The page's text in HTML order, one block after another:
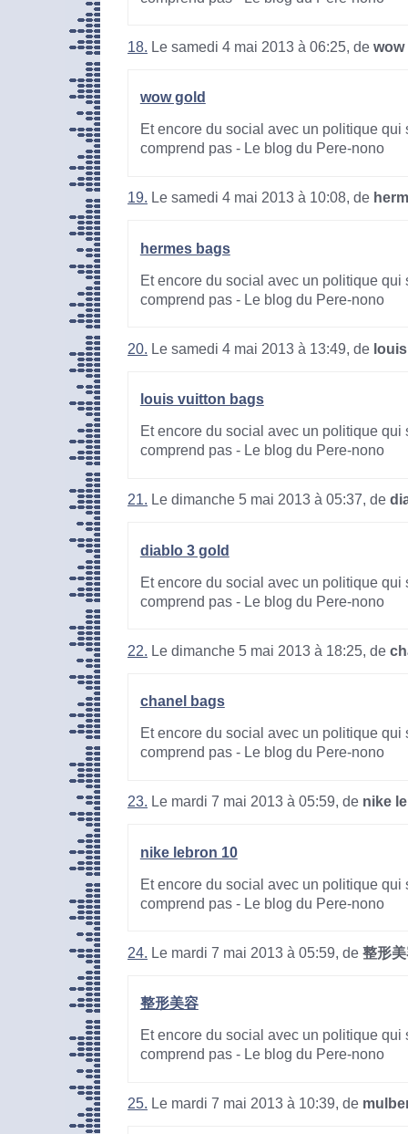
18. Le samedi 4 mai 2013 à 06:25, de wow
wow gold
Et encore du social avec un politique qui
comprend pas - Le blog du Pere-nono
19. Le samedi 4 mai 2013 à 10:08, de
hermes bags
Et encore du social avec un politique qui
comprend pas - Le blog du Pere-nono
20. Le samedi 4 mai 2013 à 13:49, de
louis vuitton bags
Et encore du social avec un politique qui
comprend pas - Le blog du Pere-nono
21. Le dimanche 5 mai 2013 à 05:37, de
diablo 3 gold
Et encore du social avec un politique qui
comprend pas - Le blog du Pere-nono
22. Le dimanche 5 mai 2013 à 18:25, de
chanel bags
Et encore du social avec un politique qui
comprend pas - Le blog du Pere-nono
23. Le mardi 7 mai 2013 à 05:59, de nike
nike lebron 10
Et encore du social avec un politique qui
comprend pas - Le blog du Pere-nono
24. Le mardi 7 mai 2013 à 05:59, de 整形
整形美容
Et encore du social avec un politique qui
comprend pas - Le blog du Pere-nono
25. Le mardi 7 mai 2013 à 10:39, de